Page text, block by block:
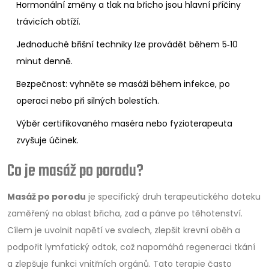
Hormonální změny a tlak na břicho jsou hlavní příčiny
trávicích obtíží.
Jednoduché břišní techniky lze provádět během 5‑10
minut denně.
Bezpečnost: vyhněte se masáži během infekce, po
operaci nebo při silných bolestích.
Výběr certifikovaného maséra nebo fyzioterapeuta
zvyšuje účinek.
Co je masáž po porodu?
Masáž po porodu je specifický druh terapeutického doteku
zaměřený na oblast břicha, zad a pánve po těhotenství.
Cílem je uvolnit napětí ve svalech, zlepšit krevní oběh a
podpořit lymfatický odtok, což napomáhá regeneraci tkání
a zlepšuje funkci vnitřních orgánů. Tato terapie často